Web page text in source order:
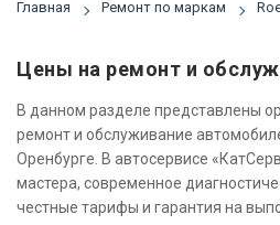
Главная Ремонт по маркам
Цены на ремонт и
В данном разделе представлены
ремонт и обслуживание
Оренбурге. В автосервисе
мастера, современное
честные тарифы и гарантия на